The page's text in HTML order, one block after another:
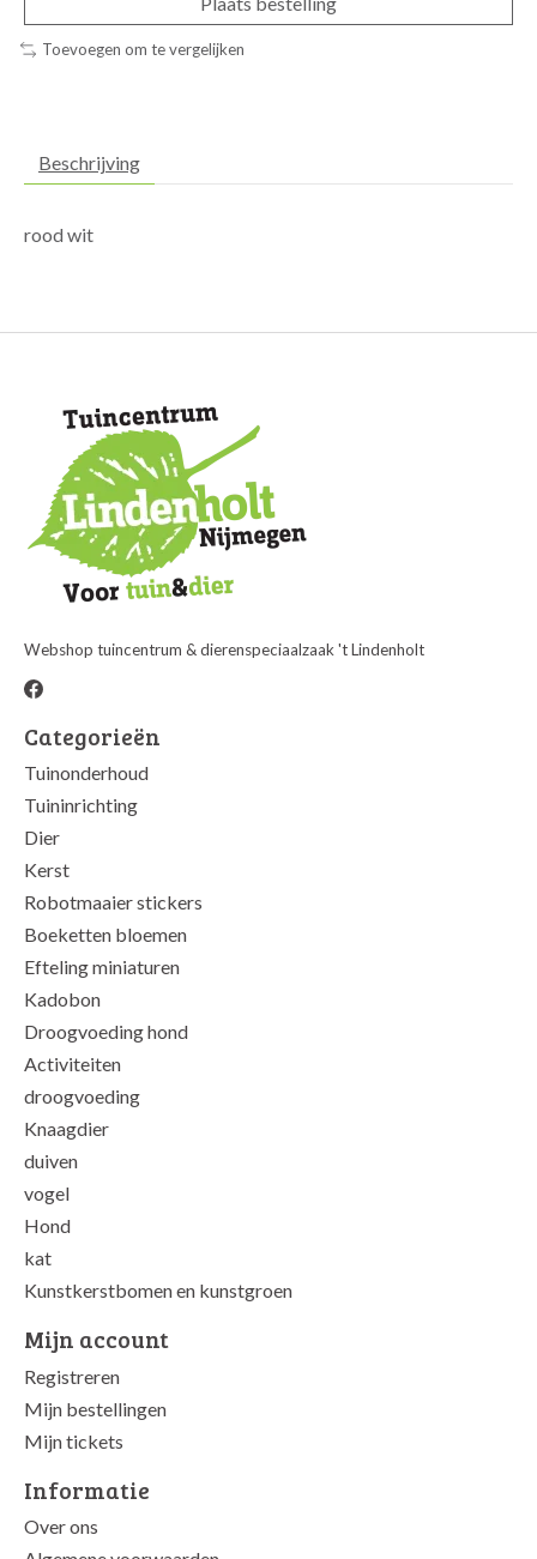
Toevoegen om te vergelijken
Beschrijving
rood wit
Webshop tuincentrum & dierenspeciaalzaak 't Lindenholt
Categorieën
Tuinonderhoud
Tuininrichting
Dier
Kerst
Robotmaaier stickers
Boeketten bloemen
Efteling miniaturen
Kadobon
Droogvoeding hond
Activiteiten
droogvoeding
Knaagdier
duiven
vogel
Hond
kat
Kunstkerstbomen en kunstgroen
Mijn account
Registreren
Mijn bestellingen
Mijn tickets
Informatie
Over ons